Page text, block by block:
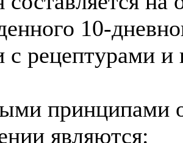
10-
с рецептурами
принципами
являются: